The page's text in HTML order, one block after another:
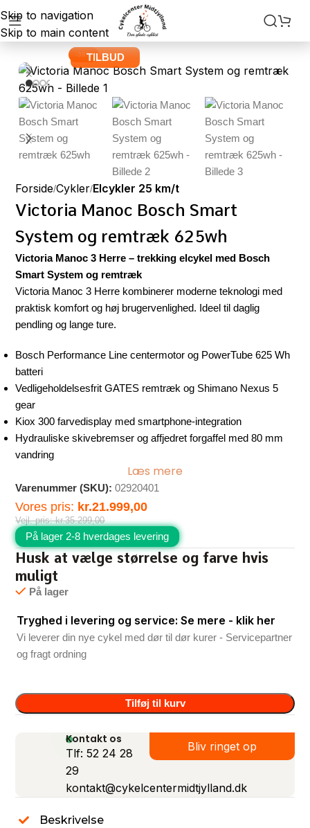
Skip to navigation
Skip to main content
Forside Cykler Elcykler 25 km/t
TILBUD
-38%
Victoria Manoc Bosch Smart
System og remtræk 625wh
Victoria Manoc 3 Herre – trekking elcykel med Bosch
Smart System og remtræk
Victoria Manoc 3 Herre kombinerer moderne teknologi med
praktisk komfort og høj brugervenlighed. Ideel til daglig
pendling og lange ture.
Bosch Performance Line centermotor og PowerTube 625 Wh
batteri
Vedligeholdelsesfrit GATES remtræk og Shimano Nexus 5
gear
Kiox 300 farvedisplay med smartphone-integration
Hydrauliske skivebremser og affjedret forgaffel med 80 mm
vandring
Læs mere
Varenummer (SKU):02920401
Vejl. pris: kr.35.299,00
Vores pris: kr.21.999,00
På lager 2-8 hverdages levering
Husk at vælge størrelse og farve hvis
muligt
På lager
Tryghed i levering og service: Se mere - klik her
Vi leverer din nye cykel med dør til dør kurer - Servicepartner
og fragt ordning
Tilføj til kurv
Kontakt os
Tlf: 52 24 28
29
kontakt@cykelcentermidtjylland.dk
Bliv ringet op
Beskrivelse